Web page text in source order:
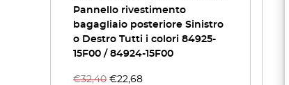
Pannello rivestimento
bagagliaio posteriore Sinistro
o Destro Tutti i colori 84925-
15F00 / 84924-15F00
€32,40 €22,68